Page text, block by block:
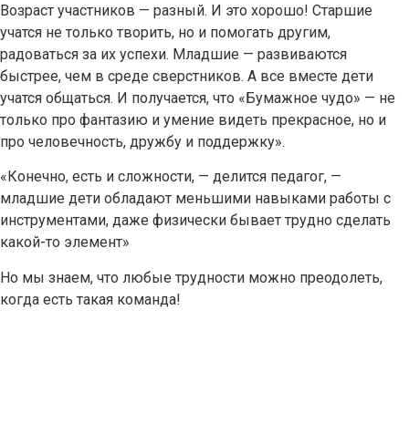
Возраст участников — разный. И это хорошо! Старшие
учатся не только творить, но и помогать другим,
радоваться за их успехи. Младшие — развиваются
быстрее, чем в среде сверстников. А все вместе дети
учатся общаться. И получается, что «Бумажное чудо» — не
только про фантазию и умение видеть прекрасное, но и
про человечность, дружбу и поддержку».
«Конечно, есть и сложности, — делится педагог, —
младшие дети обладают меньшими навыками работы с
инструментами, даже физически бывает трудно сделать
какой-то элемент»
Но мы знаем, что любые трудности можно преодолеть,
когда есть такая команда!